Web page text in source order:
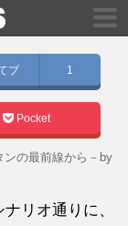
ブ 1
Pocket
ンの最前線から－by
リオ通りに、